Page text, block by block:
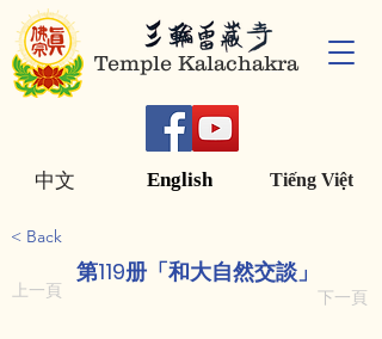
Temple Kalachakra
English Tiếng Việt
中文
< Back
第119册「和大自然交談」
上一頁 下一頁